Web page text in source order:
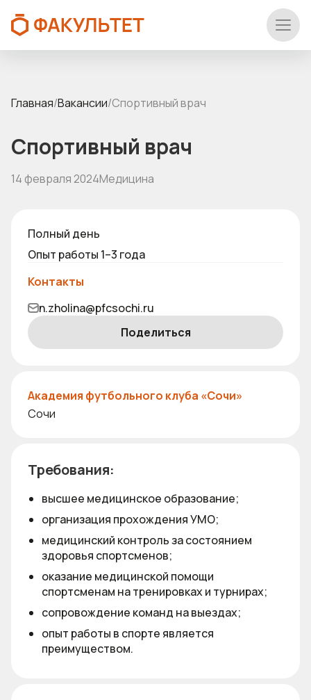
Главная/Вакансии/Спортивный врач
Спортивный врач
14 февраля 2024Медицина
Требования:
высшее медицинское образование;
организация прохождения УМО;
медицинский контроль за состоянием
здоровья спортсменов;
оказание медицинской помощи
спортсменам на тренировках и турнирах;
сопровождение команд на выездах;
опыт работы в спорте является
преимуществом.
Полный день
Опыт работы 1–3 года
Контакты
n.zholina@pfcsochi.ru
Поделиться
Академия футбольного клуба «Сочи»
Сочи